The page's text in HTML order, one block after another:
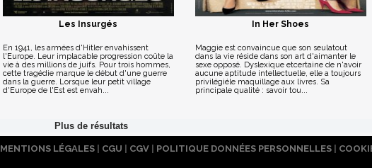
Les Insurgés
En 1941, les armées d'Hitler envahissent
l'Europe. Leur implacable progression coûte la
vie à des millions de juifs. Pour trois hommes,
cette tragédie marque le début d'une guerre
dans la guerre. Lorsque leur petit village
d'Europe de l'Est est envah...
In Her Shoes
Maggie est convaincue que son seulatout
dans la vie réside dans son art d'aimanter le
sexe opposé. Dyslexique etcertaine de n'avoir
aucune aptitude intellectuelle, elle a toujours
privilégiéle maquillage aux livres. Sa
principale qualité : savoir tou...
MENTIONS LÉGALES | CGU | CGV | POLITIQUE DONNÉES PERSONNELLES |